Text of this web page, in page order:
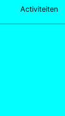
Activiteiten